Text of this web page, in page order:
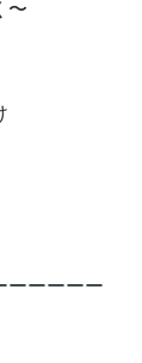
〜
ーーーーー